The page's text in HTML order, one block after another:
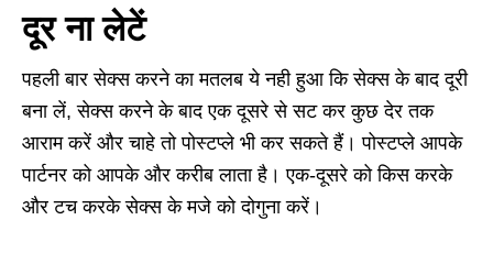
दूर ना लेटें
पहली बार सेक्‍स करने का मतलब ये नही हुआ कि सेक्‍स के बाद दूरी
बना लें,सेक्‍स करने के बाद एक दूसरे से सट कर कुछ देर तक
आराम करें और चाहे तो पोस्‍टप्‍ले भी कर सकते हैं। पोस्‍टप्‍ले आपके
पार्टनर को आपके और करीब लाता है। एक-दूसरे को किस करके
और टच करके सेक्‍स के मजे को दोगुना करें।